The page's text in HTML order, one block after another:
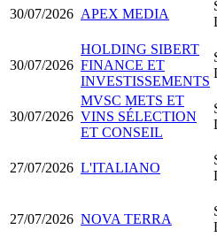
30/07/2026 APEX MEDIA
30/07/2026
HOLDING SIBERT
FINANCE ET
INVESTISSEMENTS
30/07/2026
MVSC METS ET
VINS SÉLECTION
ET CONSEIL
27/07/2026 L'ITALIANO
27/07/2026 NOVA TERRA